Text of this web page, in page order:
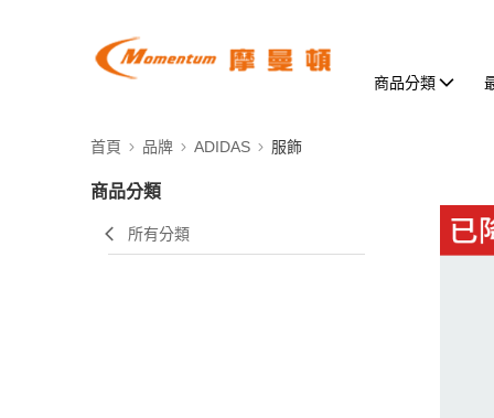
商品分類
首頁 品牌 ADIDAS 服飾
商品分類
所有分類